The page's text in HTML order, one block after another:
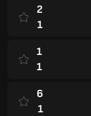
2
1
1
1
6
1